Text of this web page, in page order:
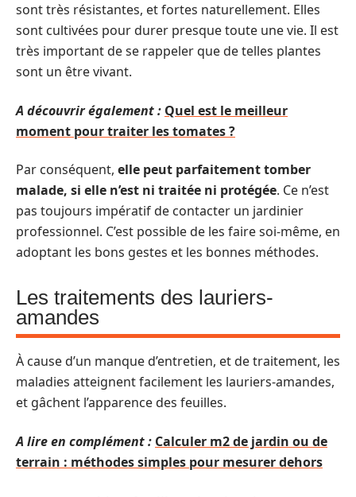
sont très résistantes, et fortes naturellement. Elles
sont cultivées pour durer presque toute une vie. Il est
très important de se rappeler que de telles plantes
sont un être vivant.
A découvrir également : Quel est le meilleur
moment pour traiter les tomates ?
Par conséquent, elle peut parfaitement tomber
malade, si elle n’est ni traitée ni protégée. Ce n’est
pas toujours impératif de contacter un jardinier
professionnel. C’est possible de les faire soi-même, en
adoptant les bons gestes et les bonnes méthodes.
Les traitements des lauriers-
amandes
À cause d’un manque d’entretien, et de traitement, les
maladies atteignent facilement les lauriers-amandes,
et gâchent l’apparence des feuilles.
A lire en complément : Calculer m2 de jardin ou de
terrain : méthodes simples pour mesurer dehors